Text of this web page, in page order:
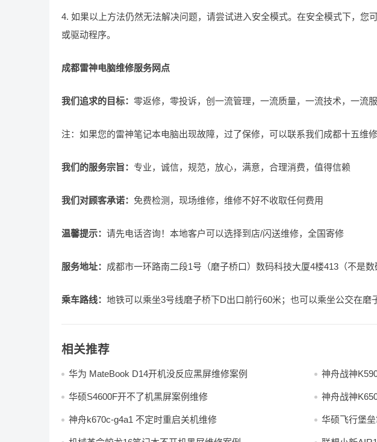
4. 如果以上方法仍然无法解决问题，请尝试进入安全模式。在安全模式下，您
或驱动程序。
成都雷神电脑维修服务网点
我们追求的目标： 零返修，零投诉，创一流管理，一流质量，一流技术，一流
注：如果您的雷神笔记本电脑出现故障，过了保修，可以联系我们成都十五维
我们的服务宗旨： 专业，诚信，规范，放心，满意，合理消费，值得信赖
我们对顾客承诺： 免费检测，现场维修，维修不好不收取任何费用
温馨提示： 请先电话咨询！本地客户可以选择到店/闪送维修，全国寄修
服务地址： 成都市一环路南二段1号（磨子桥口）数码科技大厦4楼413（不是数
乘车路线： 地铁可以乘坐3号线磨子桥下D出口前行60米；也可以乘坐公交在磨
相关推荐
华为 MateBook D14开机没反应黑屏维修案例 神舟战神
华硕S4600F开不了机黑屏案例维修 神舟战神
神舟k670c-g4a1 不定时重启关机维修 华硕飞行堡